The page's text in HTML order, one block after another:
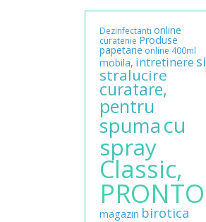
Dezinfectanti online
curatenie Produse
papetarie online 400ml
mobila, intretinere si
stralucire
curatare,
pentru
spumacu
spray
Classic,
PRONTO
magazin birotica